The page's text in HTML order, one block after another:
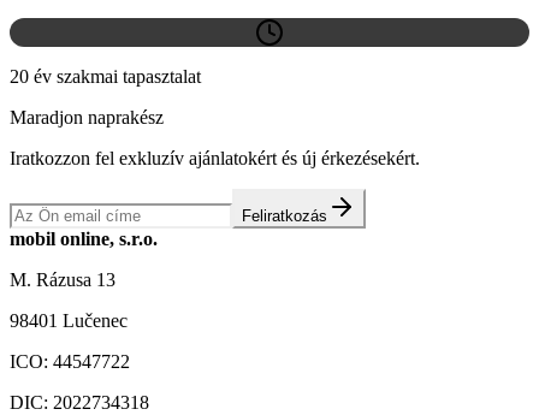
20 év szakmai tapasztalat
Maradjon naprakész
Iratkozzon fel exkluzív ajánlatokért és új érkezésekért.
Feliratkozás
mobil online, s.r.o.
M. Rázusa 13
98401 Lučenec
ICO: 44547722
DIC: 2022734318